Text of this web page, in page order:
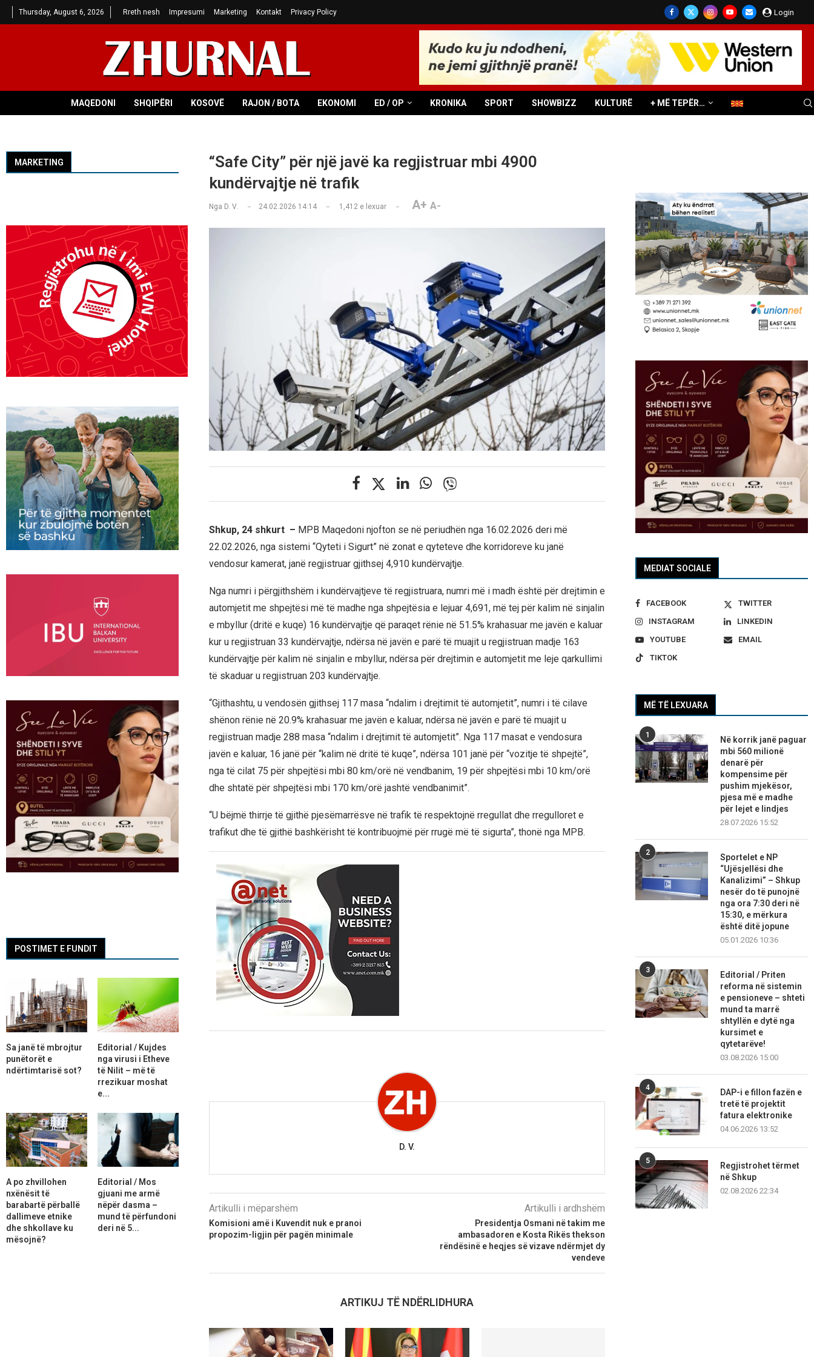
Thursday, August 6, 2026 Rreth nesh Impresumi Marketing Kontakt Privacy Policy Login
MAQEDONI SHQIPËRI KOSOVË RAJON / BOTA EKONOMI ED / OP KRONIKA SPORT SHOWBIZZ KULTURË + MË TEPËR…
“Safe City” për një javë ka regjistruar mbi 4900
kundërvajtje në trafik
Nga D. V. 24.02.2026 14:14 1,412e lexuar A+ A-
Shkup, 24 shkurt – MPB Maqedoni njofton se në periudhën nga 16.02.2026 deri më
22.02.2026, nga sistemi “Qyteti i Sigurt” në zonat e qyteteve dhe korridoreve ku janë
vendosur kamerat, janë regjistruar gjithsej 4,910 kundërvajtje.
Nga numri i përgjithshëm i kundërvajtjeve të regjistruara, numri më i madh është për drejtimin e
automjetit me shpejtësi më të madhe nga shpejtësia e lejuar 4,691, më tej për kalim në sinjalin
e mbyllur (dritë e kuqe) 16 kundërvajtje që paraqet rënie në 51.5% krahasuar me javën e kaluar
kur u regjistruan 33 kundërvajtje, ndërsa në javën e parë të muajit u regjistruan madje 163
kundërvajtje për kalim në sinjalin e mbyllur, ndërsa për drejtimin e automjetit me leje qarkullimi
të skaduar u regjistruan 203 kundërvajtje.
“Gjithashtu, u vendosën gjithsej 117 masa “ndalim i drejtimit të automjetit”, numri i të cilave
shënon rënie në 20.9% krahasuar me javën e kaluar, ndërsa në javën e parë të muajit u
regjistruan madje 288 masa “ndalim i drejtimit të automjetit”. Nga 117 masat e vendosura
javën e kaluar, 16 janë për “kalim në dritë të kuqe”, ndërsa 101 janë për “vozitje të shpejtë”,
nga të cilat 75 për shpejtësi mbi 80 km/orë në vendbanim, 19 për shpejtësi mbi 10 km/orë
dhe shtatë për shpejtësi mbi 170 km/orë jashtë vendbanimit”.
“U bëjmë thirrje të gjithë pjesëmarrësve në trafik të respektojnë rregullat dhe rregulloret e
trafikut dhe të gjithë bashkërisht të kontribuojmë për rrugë më të sigurta”, thonë nga MPB.
D. V.
Artikulli i mëparshëm
Komisioni amë i Kuvendit nuk e pranoi
propozim-ligjin për pagën minimale
Artikulli i ardhshëm
Presidentja Osmani në takim me
ambasadoren e Kosta Rikës thekson
rëndësinë e heqjes së vizave ndërmjet dy
vendeve
ARTIKUJ TË NDËRLIDHURA
MEDIAT SOCIALE
FACEBOOK
TWITTER
INSTAGRAM
LINKEDIN
YOUTUBE
EMAIL
TIKTOK
MË TË LEXUARA
1
Në korrik janë paguar
mbi 560 milionë
denarë për
kompensime për
pushim mjekësor,
pjesa më e madhe
për lejet e lindjes
28.07.2026 15:52
2
Sportelet e NP
“Ujësjellësi dhe
Kanalizimi” – Shkup
nesër do të punojnë
nga ora 7:30 deri në
15:30, e mërkura
është ditë jopune
05.01.2026 10:36
3
Editorial / Priten
reforma në sistemin
e pensioneve – shteti
mund ta marrë
shtyllën e dytë nga
kursimet e
qytetarëve!
03.08.2026 15:00
4
DAP-i e fillon fazën e
tretë të projektit
fatura elektronike
04.06.2026 13:52
5
Regjistrohet tërmet
në Shkup
02.08.2026 22:34
MARKETING
POSTIMET E FUNDIT
Sa janë të mbrojtur
punëtorët e
ndërtimtarisë sot?
Editorial / Kujdes
nga virusi i Etheve
të Nilit – më të
rrezikuar moshat
e...
A po zhvillohen
nxënësit të
barabartë përballë
dallimeve etnike
dhe shkollave ku
mësojnë?
Editorial / Mos
gjuani me armë
nëpër dasma –
mund të përfundoni
deri në 5...